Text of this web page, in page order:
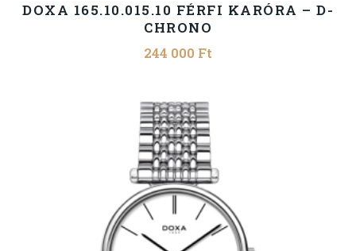
DOXA 165.10.015.10 FÉRFI KARÓRA – D-
CHRONO
244 000 Ft